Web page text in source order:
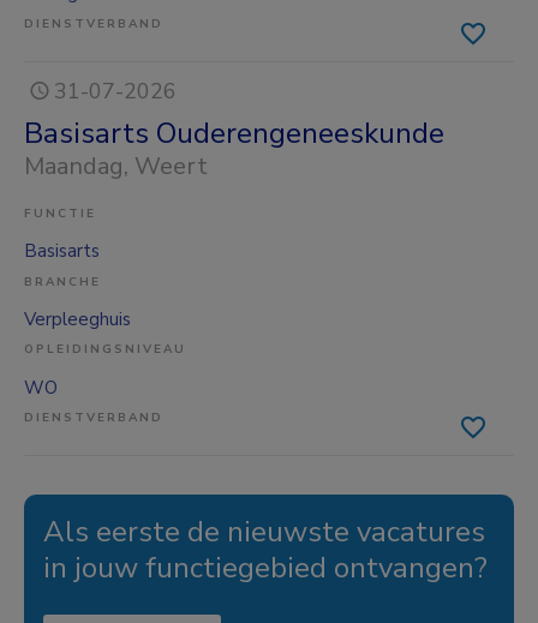
DIENSTVERBAND
31-07-2026
Basisarts Ouderengeneeskunde
Maandag, Weert
FUNCTIE
Basisarts
BRANCHE
Verpleeghuis
OPLEIDINGSNIVEAU
WO
DIENSTVERBAND
Als eerste de nieuwste vacatures
in jouw functiegebied ontvangen?